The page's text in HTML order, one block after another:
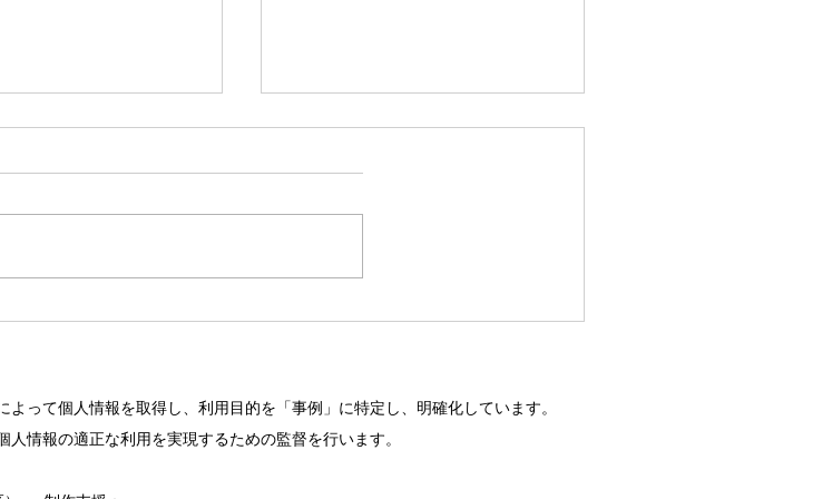
ーシング Vol.4
オン・ナーシング Vol.4
って個人情報を取得し、利用目的を「事例」に特定し、明確化しています。
情報の適正な利用を実現するための監督を行います。